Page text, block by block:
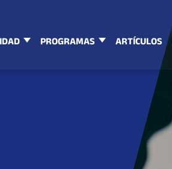
PROGRAMAS ARTÍCULOS